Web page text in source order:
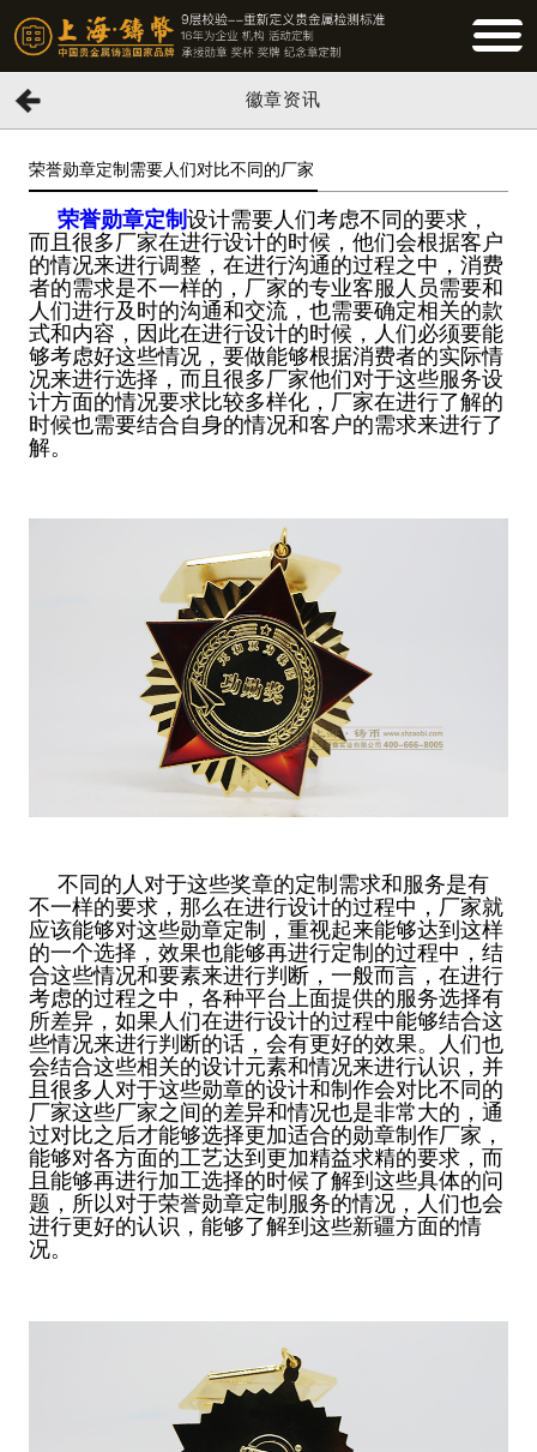
徽章资讯
荣誉勋章定制需要人们对比不同的厂家
荣誉勋章定制 设计需要人们考虑不同的要求，
而且很多厂家在进行设计的时候，他们会根据客户
的情况来进行调整，在进行沟通的过程之中，消费
者的需求是不一样的，厂家的专业客服人员需要和
人们进行及时的沟通和交流，也需要确定相关的款
式和内容，因此在进行设计的时候，人们必须要能
够考虑好这些情况，要做能够根据消费者的实际情
况来进行选择，而且很多厂家他们对于这些服务设
计方面的情况要求比较多样化，厂家在进行了解的
时候也需要结合自身的情况和客户的需求来进行了
解。
不同的人对于这些奖章的定制需求和服务是有
不一样的要求，那么在进行设计的过程中，厂家就
应该能够对这些勋章定制，重视起来能够达到这样
的一个选择，效果也能够再进行定制的过程中，结
合这些情况和要素来进行判断，一般而言，在进行
考虑的过程之中，各种平台上面提供的服务选择有
所差异，如果人们在进行设计的过程中能够结合这
些情况来进行判断的话，会有更好的效果。人们也
会结合这些相关的设计元素和情况来进行认识，并
且很多人对于这些勋章的设计和制作会对比不同的
厂家这些厂家之间的差异和情况也是非常大的，通
过对比之后才能够选择更加适合的勋章制作厂家，
能够对各方面的工艺达到更加精益求精的要求，而
且能够再进行加工选择的时候了解到这些具体的问
题，所以对于荣誉勋章定制服务的情况，人们也会
进行更好的认识，能够了解到这些新疆方面的情
况。